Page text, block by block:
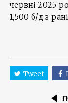
червні 2025
1,500 б/д з
Tweet